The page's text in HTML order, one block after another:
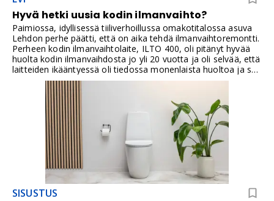
Hyvä hetki uusia kodin ilmanvaihto?
Paimiossa, idyllisessä tiiliverhoillussa omakotitalossa asuva
Lehdon perhe päätti, että on aika tehdä ilmanvaihtoremontti.
Perheen kodin ilmanvaihtolaite, ILTO 400, oli pitänyt hyvää
huolta kodin ilmanvaihdosta jo yli 20 vuotta ja oli selvää, että
laitteiden ikääntyessä oli tiedossa monenlaista huoltoa ja sen
myötä huoltokuluja. Nyt oli siis hyvä hetki uusia kodin
ilmanvaihto. Mikä uudeksi ratkaisuksi tulisi?
SISUSTUS